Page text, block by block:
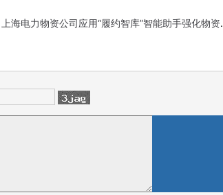
上海电力物资公司应用“履约智库”智能助手强化物资履约管理